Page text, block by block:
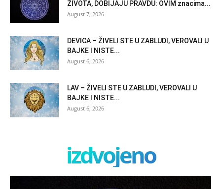
ŽIVOTA, DOBIJAJU PRAVDU: OVIM znacima...
August 7, 2026
DEVICA – ŽIVELI STE U ZABLUDI, VEROVALI U
BAJKE I NISTE...
August 6, 2026
LAV – ŽIVELI STE U ZABLUDI, VEROVALI U
BAJKE I NISTE...
August 6, 2026
izdvojeno